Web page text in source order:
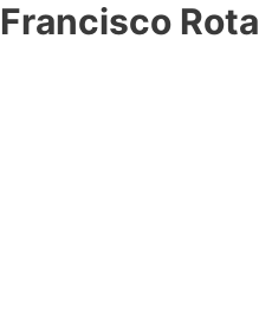
Francisco Rota